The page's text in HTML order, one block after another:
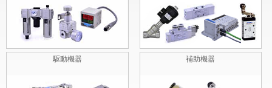
駆動機器 補助機器